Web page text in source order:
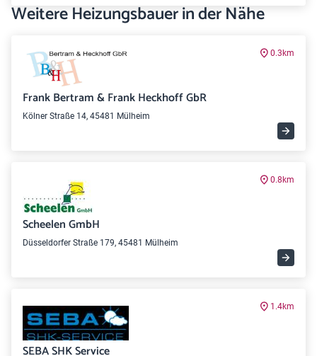
Weitere Heizungsbauer in der Nähe
0.3km
Frank Bertram & Frank Heckhoff GbR
Kölner Straße 14, 45481 Mülheim
0.8km
Scheelen GmbH
Düsseldorfer Straße 179, 45481 Mülheim
1.4km
SEBA SHK Service